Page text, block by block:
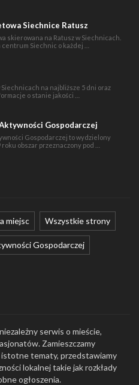
Siechnice Ratusz
skierowana na Ratusz w Siechnicach.
centrum Siechnic o każdej …
Siechnicach na najbliższe 5 dni oraz
o stanie jakości …
Gospodarczej
Gospodarczej to wydzielony
roku obszar przeznaczony pod …
miejsc Wszystkie strony
Gospodarczej
serwis o mieście,
Zamieszczamy
tematy, przedstawiamy
lokalnej takie jak rozkłady
ogłoszenia.